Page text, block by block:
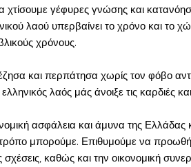
χτίσουμε γέφυρες γνώσης και
λαού υπερβαίνει το χρόνο και το
χρόνους.
και περπάτησα χωρίς τον φόβο
λαός μάς άνοιξε τις καρδιές
ασφάλεια και άμυνα της Ελλάδας
μπορούμε. Επιθυμούμε να
σχέσεις, καθώς και την οικονομική